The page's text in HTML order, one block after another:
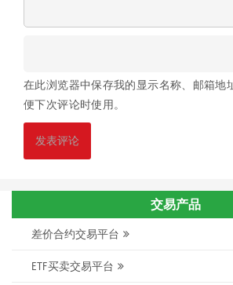
在此浏览器中保存我的显示名称、邮箱地
便下次评论时使用。
交易产品
差价合约交易平台
ETF买卖交易平台